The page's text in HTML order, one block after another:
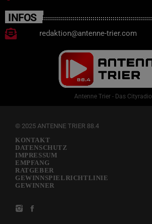
INFOS
redaktion@antenne-trier.com
Antenne Trier - Das Cityradio
© 2025 ANTENNE TRIER 88.4
KONTAKT
DATENSCHUTZ
IMPRESSUM
EMPFANG
RATGEBER
GEWINNSPIELRICHTLINIE
GEWINNER